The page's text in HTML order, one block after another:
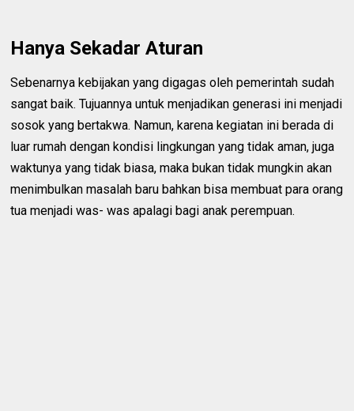
Hanya Sekadar Aturan
Sebenarnya kebijakan yang digagas oleh pemerintah sudah
sangat baik. Tujuannya untuk menjadikan generasi ini menjadi
sosok yang bertakwa. Namun, karena kegiatan ini berada di
luar rumah dengan kondisi lingkungan yang tidak aman, juga
waktunya yang tidak biasa, maka bukan tidak mungkin akan
menimbulkan masalah baru bahkan bisa membuat para orang
tua menjadi was- was apalagi bagi anak perempuan.